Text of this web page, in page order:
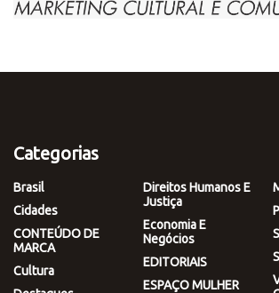
Categorias
Brasil
Cidades
CONTEÚDO DE
MARCA
Cultura
Direitos Humanos E
Justiça
Economia E
Negócios
EDITORIAIS
ESPAÇO MULHER